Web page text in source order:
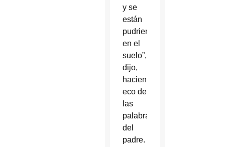
y se
están
pudriendo
en el
suelo”,
dijo,
haciendo
eco de
las
palabras
del
padre.